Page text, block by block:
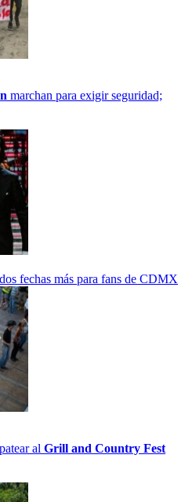
marchan para exigir seguridad;
fechas más para fans de CDMX
al Grill and Country Fest